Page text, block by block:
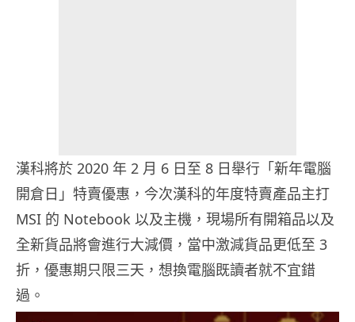
漢科將於 2020 年 2 月 6 日至 8 日舉行「新年電腦
開倉日」特賣優惠，今次漢科的年度特賣產品主打
MSI 的 Notebook 以及主機，現場所有開箱品以及
全新貨品將會進行大減價，當中激減貨品更低至 3
折，優惠期只限三天，想換電腦既讀者就不宜錯
過。